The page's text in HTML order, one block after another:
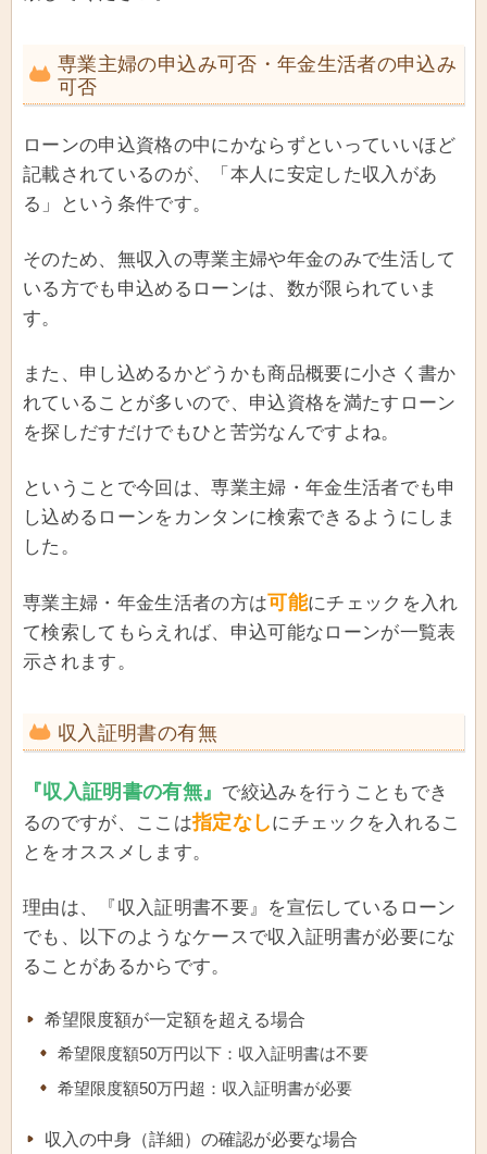
専業主婦の申込み可否・年金生活者の申込み
可否
ローンの申込資格の中にかならずといっていいほど
記載されているのが、「本人に安定した収入があ
る」という条件です。
そのため、無収入の専業主婦や年金のみで生活して
いる方でも申込めるローンは、数が限られていま
す。
また、申し込めるかどうかも商品概要に小さく書か
れていることが多いので、申込資格を満たすローン
を探しだすだけでもひと苦労なんですよね。
ということで今回は、専業主婦・年金生活者でも申
し込めるローンをカンタンに検索できるようにしま
した。
専業主婦・年金生活者の方は可能にチェックを入れ
て検索してもらえれば、申込可能なローンが一覧表
示されます。
収入証明書の有無
『収入証明書の有無』 で絞込みを行うこともでき
るのですが、ここは指定なしにチェックを入れるこ
とをオススメします。
理由は、『収入証明書不要』を宣伝しているローン
でも、以下のようなケースで収入証明書が必要にな
ることがあるからです。
希望限度額が一定額を超える場合
希望限度額50万円以下：収入証明書は不要
希望限度額50万円超：収入証明書が必要
収入の中身（詳細）の確認が必要な場合